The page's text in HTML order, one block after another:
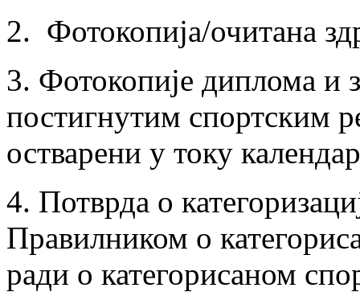
2. Фотокопија/очитана
3. Фотокопије диплома и
постигнутим спортским
остварени у току
4. Потврда о
Правилником о
ради о категорисаном